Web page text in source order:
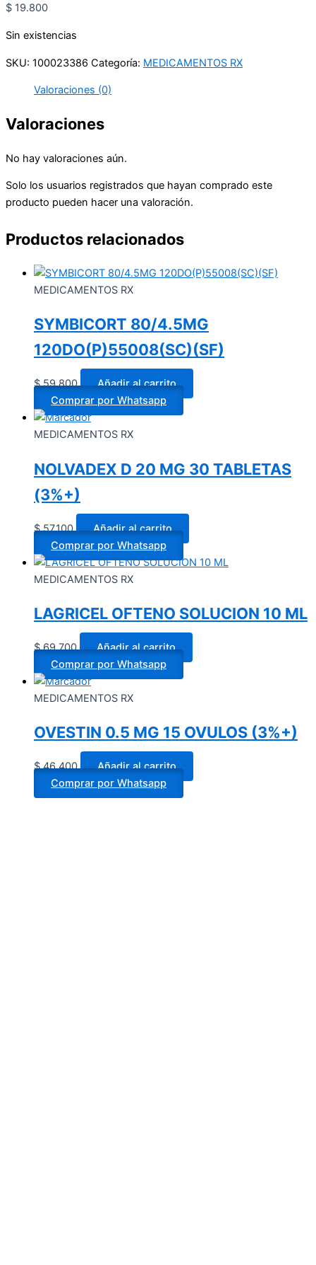
$ 19.800
Sin existencias
SKU: 100023386 Categoría: MEDICAMENTOS RX
Valoraciones (0)
Valoraciones
No hay valoraciones aún.
Solo los usuarios registrados que hayan comprado este
producto pueden hacer una valoración.
Productos relacionados
MEDICAMENTOS RX
SYMBICORT 80/4.5MG
120DO(P)55008(SC)(SF)
$59.800
Añadir al carrito
Comprar por Whatsapp
MEDICAMENTOS RX
NOLVADEX D 20 MG 30 TABLETAS
(3%+)
$57.100
Añadir al carrito
Comprar por Whatsapp
MEDICAMENTOS RX
LAGRICEL OFTENO SOLUCION 10 ML
$69.700
Añadir al carrito
Comprar por Whatsapp
MEDICAMENTOS RX
OVESTIN 0.5 MG 15 OVULOS (3%+)
$46.400
Añadir al carrito
Comprar por Whatsapp